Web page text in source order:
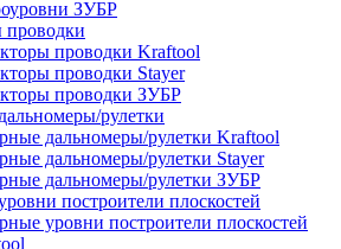
ЗУБР
проводки
проводки Kraftool
проводки Stayer
проводки ЗУБР
рулетки
дальномеры/рулетки Kraftool
дальномеры/рулетки Stayer
дальномеры/рулетки ЗУБР
построители плоскостей
уровни построители плоскостей